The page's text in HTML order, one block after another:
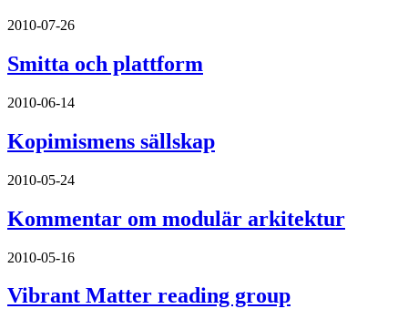
2010-07-26
Smitta och plattform
2010-06-14
Kopimismens sällskap
2010-05-24
Kommentar om modulär arkitektur
2010-05-16
Vibrant Matter reading group